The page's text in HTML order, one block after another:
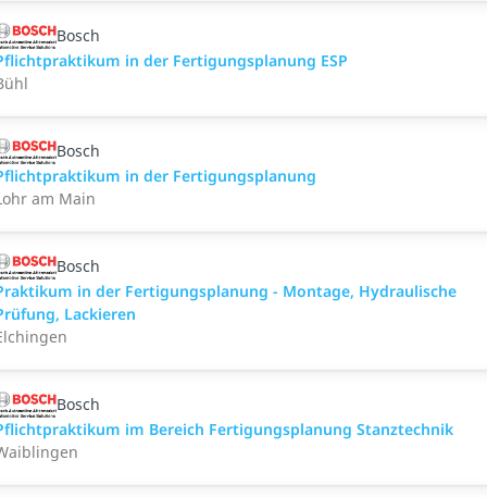
Bosch
in der Fertigungsplanung ESP
Bosch
in der Fertigungsplanung
am Main
Bosch
in der Fertigungsplanung - Montage, Hydraulische
Lackieren
Bosch
im Bereich Fertigungsplanung Stanztechnik